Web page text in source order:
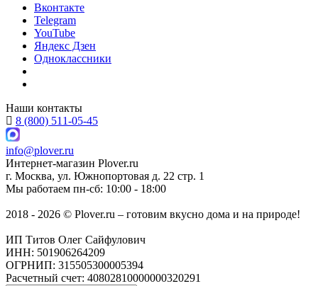
Вконтакте
Telegram
YouTube
Яндекс Дзен
Одноклассники
Наши контакты
8 (800) 511-05-45
info@plover.ru
Интернет-магазин Plover.ru
г. Москва, ул. Южнопортовая д. 22 стр. 1
Мы работаем пн-сб: 10:00 - 18:00
2018 - 2026 © Plover.ru – готовим вкусно дома и на природе!
ИП Титов Олег Сайфулович
ИНН: 501906264209
ОГРНИП: 315505300005394
Расчетный счет: 40802810000000320291